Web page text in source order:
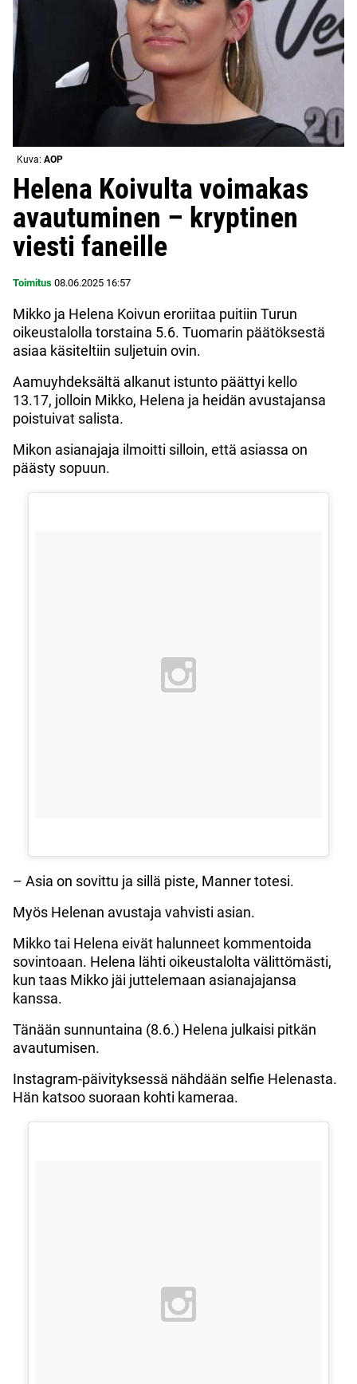
Kuva: AOP
Helena Koivulta voimakas
avautuminen – kryptinen
viesti faneille
Toimitus 08.06.2025 16:57
Mikko ja Helena Koivun eroriitaa puitiin Turun
oikeustalolla torstaina 5.6. Tuomarin päätöksestä
asiaa käsiteltiin suljetuin ovin.
Aamuyhdeksältä alkanut istunto päättyi kello
13.17, jolloin Mikko, Helena ja heidän avustajansa
poistuivat salista.
Mikon asianajaja ilmoitti silloin, että asiassa on
päästy sopuun.
– Asia on sovittu ja sillä piste, Manner totesi.
Myös Helenan avustaja vahvisti asian.
Mikko tai Helena eivät halunneet kommentoida
sovintoaan. Helena lähti oikeustalolta välittömästi,
kun taas Mikko jäi juttelemaan asianajajansa
kanssa.
Tänään sunnuntaina (8.6.) Helena julkaisi pitkän
avautumisen.
Instagram-päivityksessä nähdään selfie Helenasta.
Hän katsoo suoraan kohti kameraa.